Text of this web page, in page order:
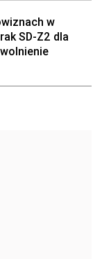
w
SD-Z2 dla